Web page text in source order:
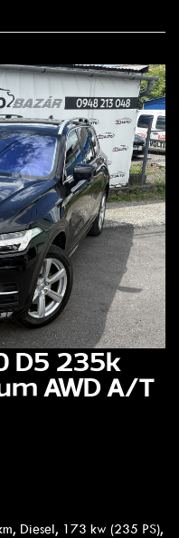
D5 235k
AWD A/T
Diesel, 173 kw (235 PS),